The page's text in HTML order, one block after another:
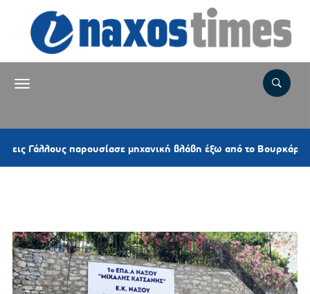
παρουσίασε μηχανική βλάβη έξω από το Βουρκάρι